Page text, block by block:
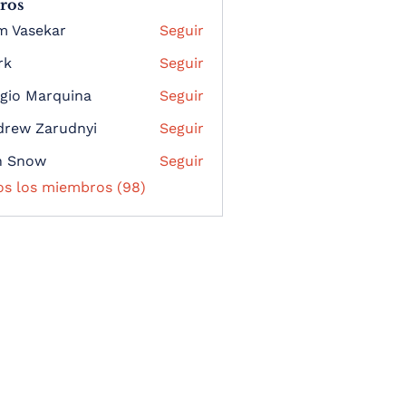
Vasekar
Seguir
Seguir
Marquina
Seguir
Zarudnyi
Seguir
Snow
Seguir
los miembros (98)